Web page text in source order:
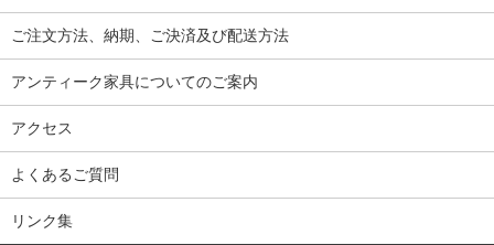
ご注文方法、納期、ご決済及び配送方法
アンティーク家具についてのご案内
アクセス
よくあるご質問
リンク集